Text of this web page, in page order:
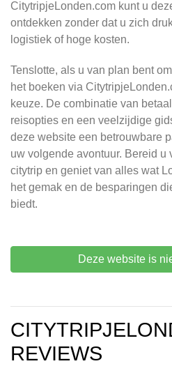
CitytripjeLonden.com kunt u
ontdekken zonder dat u zich
logistiek of hoge kosten.
Tenslotte, als u van plan bent
het boeken via
keuze. De combinatie van
reisopties en een veelzijdige
deze website een betrouwbare
uw volgende avontuur. Bereid u
citytrip en geniet van alles wat
het gemak en de besparingen
biedt.
Deze website is
REVIEWS